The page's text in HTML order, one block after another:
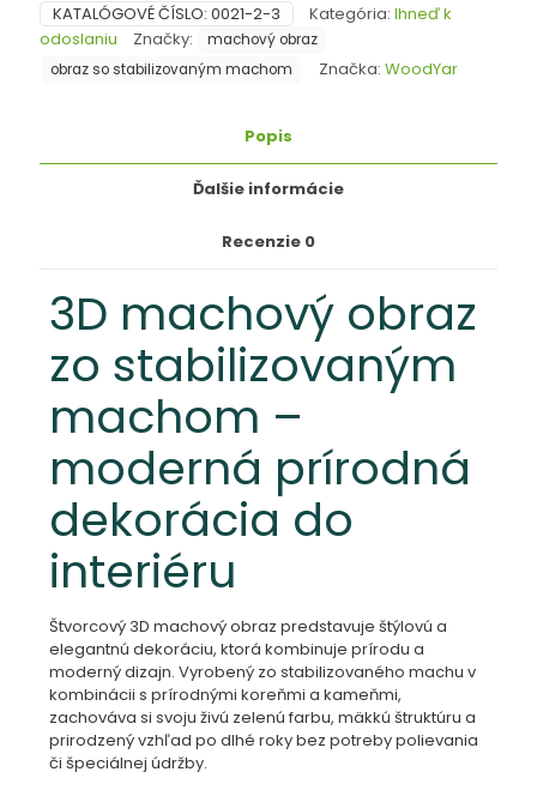
KATALÓGOVÉ ČÍSLO: 0021-2-3 Kategória: Ihneď k
odoslaniu
Značky:
machový obraz
obraz so stabilizovaným machom
Značka: WoodYar
Popis
Ďalšie informácie
Recenzie 0
3D machový obraz
zo stabilizovaným
machom –
moderná prírodná
dekorácia do
interiéru
Štvorcový 3D machový obraz predstavuje štýlovú a
elegantnú dekoráciu, ktorá kombinuje prírodu a
moderný dizajn. Vyrobený zo stabilizovaného machu v
kombinácii s prírodnými koreňmi a kameňmi,
zachováva si svoju živú zelenú farbu, mäkkú štruktúru a
prirodzený vzhľad po dlhé roky bez potreby polievania
či špeciálnej údržby.